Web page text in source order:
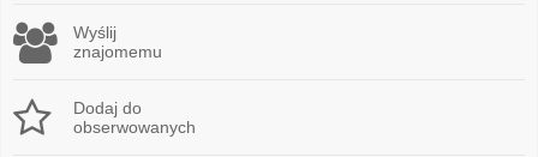
Wyślij
znajomemu
Dodaj do
obserwowanych